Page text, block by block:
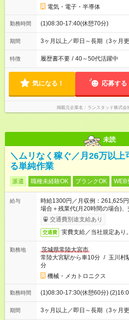
電気・電子・半導体
勤務時間 (1)08:30-17:40(休憩70分)
期間 3ヶ月以上／即日～長期（3ヶ月
特徴 履歴書不要 / 40～50代活躍中
気になる！ 応募する
掲載元企業名 ランスタッド株式
未読
＼ムリなく稼ぐ／月26万以上
る単純作業
派遣 職種未経験OK ブランクOK WEB
給与
時給1300円／月収例：261,625
場合＋残業代(月20時間の場合)
交通費別途支給あり
交通費 実費支給／当社規定あり。
勤務地
茨城県常陸大宮市
常陸大宮駅から車10分 / 玉川村
分
機械・メカトロニクス
勤務時間 (1)08:30-17:30(休憩60分)
期間 3ヶ月以上／即日～長期（3ヶ月